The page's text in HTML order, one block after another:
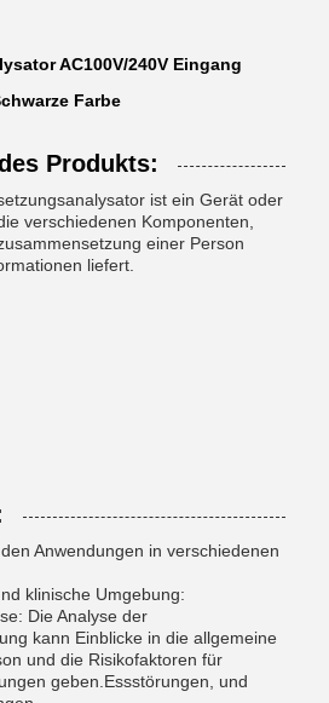
AC100V/240V Eingang
Farbe
Produkts:
ist ein Gerät oder
verschiedenen Komponenten,
einer Person
liefert.
Anwendungen in verschiedenen
klinische Umgebung:
Die Analyse der
kann Einblicke in die allgemeine
und die Risikofaktoren für
geben.Essstörungen, und